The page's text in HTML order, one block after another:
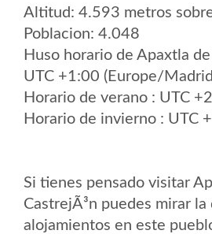
Altitud: 4.593 metros
Poblacion: 4.048
Huso horario de Apaxtla
UTC +1:00 (Europe/
Horario de verano : UTC
Horario de invierno : UTC
Si tienes pensado visitar
CastrejÃ³n puedes mirar
alojamientos en este